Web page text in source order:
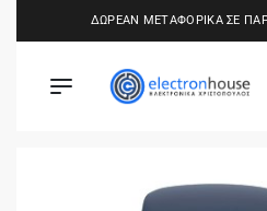
ΔΩΡΕΑΝ ΜΕΤΑΦΟΡΙΚΑ ΣΕ